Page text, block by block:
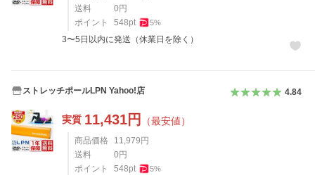
送料
0 円
ポイント
548pt 5%
3〜5日以内に発送（休業日を除く）
ストレッチポールLPN Yahoo!店 4.84
実質 11,431円 （最安値）
商品価格 11,979 円
送料
0 円
ポイント
548pt 5%